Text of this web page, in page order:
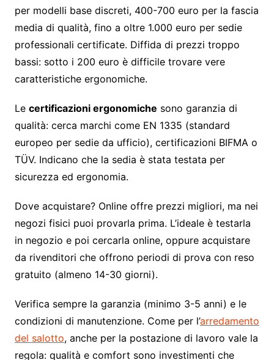
per modelli base discreti, 400-700 euro per la fascia
media di qualità, fino a oltre 1.000 euro per sedie
professionali certificate. Diffida di prezzi troppo
bassi: sotto i 200 euro è difficile trovare vere
caratteristiche ergonomiche.
Le certificazioni ergonomiche sono garanzia di
qualità: cerca marchi come EN 1335 (standard
europeo per sedie da ufficio), certificazioni BIFMA o
TÜV. Indicano che la sedia è stata testata per
sicurezza ed ergonomia.
Dove acquistare? Online offre prezzi migliori, ma nei
negozi fisici puoi provarla prima. L’ideale è testarla
in negozio e poi cercarla online, oppure acquistare
da rivenditori che offrono periodi di prova con reso
gratuito (almeno 14-30 giorni).
Verifica sempre la garanzia (minimo 3-5 anni) e le
condizioni di manutenzione. Come per l’arredamento
del salotto, anche per la postazione di lavoro vale la
regola: qualità e comfort sono investimenti che